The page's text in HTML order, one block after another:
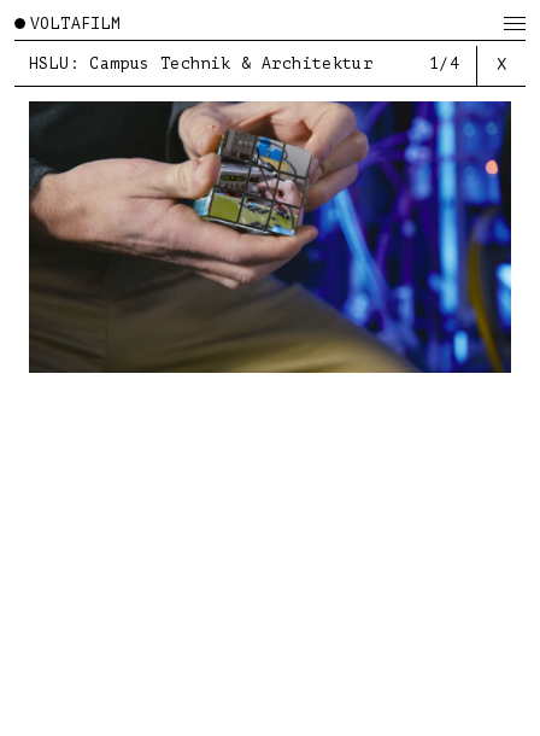
VOLTAFILM
HSLU: Campus Technik & Architektur 1/4